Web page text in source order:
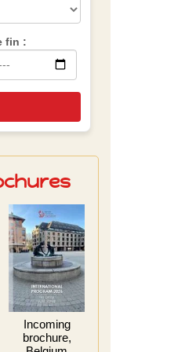
fin :
Incoming
brochure,